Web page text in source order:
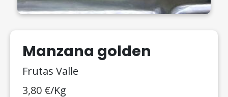
Manzana golden
Frutas Valle
3,80 €/Kg